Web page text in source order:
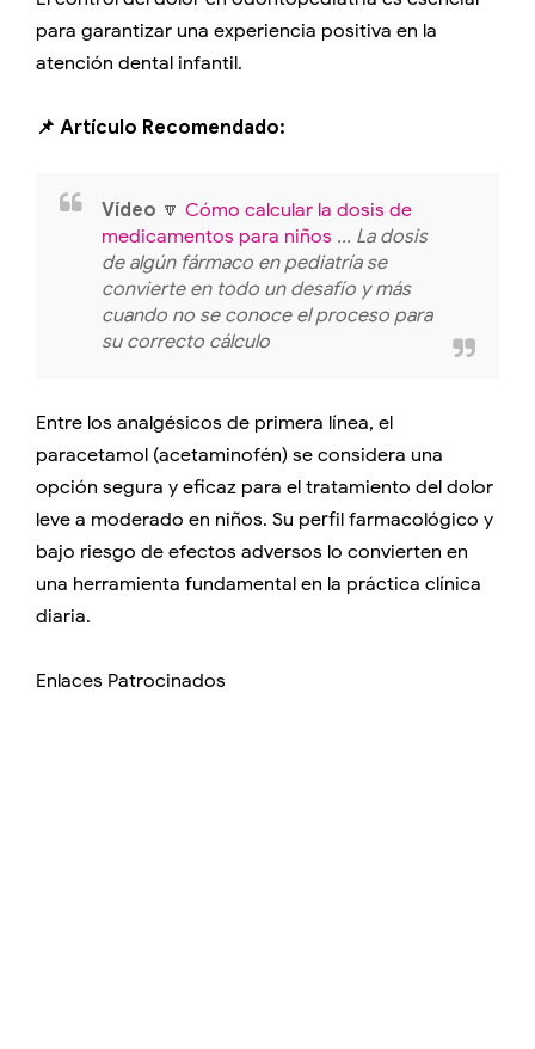
para garantizar una experiencia positiva en la
atención dental infantil.
📌 Artículo Recomendado:
Vídeo 🔽 Cómo calcular la dosis de
medicamentos para niños ... La dosis
de algún fármaco en pediatría se
convierte en todo un desafío y más
cuando no se conoce el proceso para
su correcto cálculo
Entre los analgésicos de primera línea, el
paracetamol (acetaminofén) se considera una
opción segura y eficaz para el tratamiento del dolor
leve a moderado en niños. Su perfil farmacológico y
bajo riesgo de efectos adversos lo convierten en
una herramienta fundamental en la práctica clínica
diaria.
Enlaces Patrocinados